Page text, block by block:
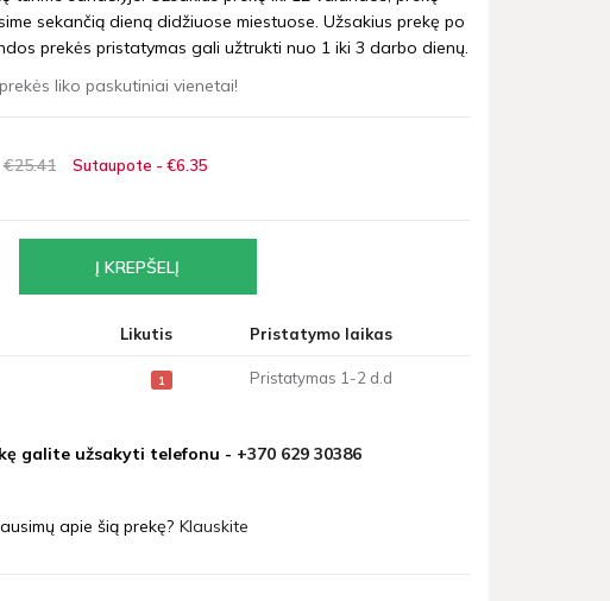
sekančią dieną didžiuose miestuose. Užsakius prekę po
prekės pristatymas gali užtrukti nuo 1 iki 3 darbo dienų.
liko paskutiniai vienetai!
€2541 Sutaupote - €6 35
Likutis Pristatymo laikas
1 Pristatymas 1-2 d.d
galite užsakyti telefonu - +370 629 30386
apie šią prekę? Klauskite